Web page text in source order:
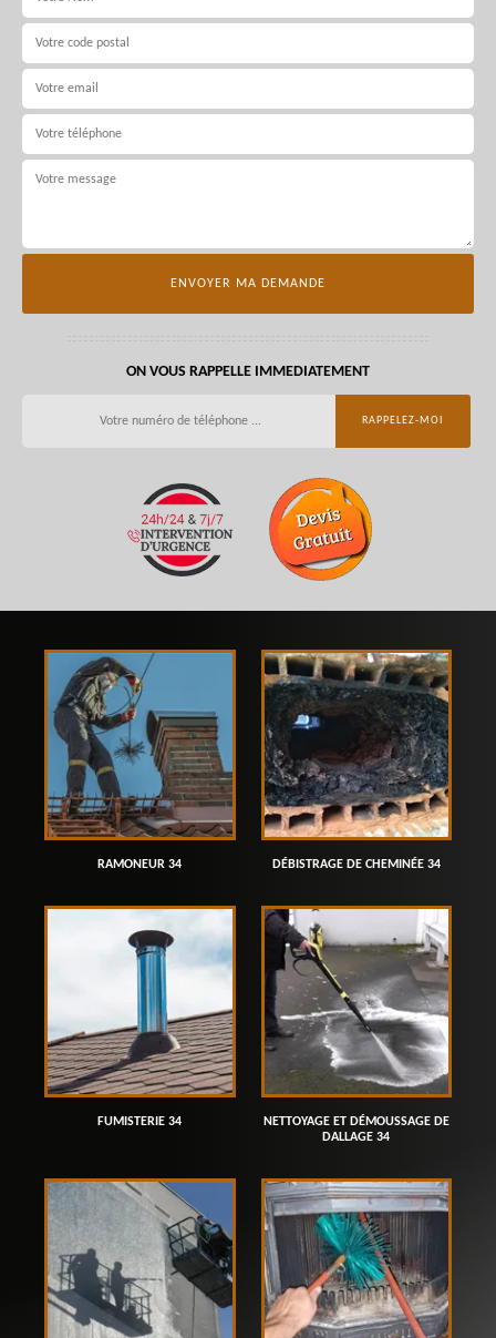
ON VOUS RAPPELLE IMMEDIATEMENT
RAMONEUR 34 DÉBISTRAGE DE CHEMINÉE 34
FUMISTERIE 34
NETTOYAGE ET DÉMOUSSAGE DE
DALLAGE 34